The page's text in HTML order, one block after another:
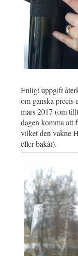
Enligt uppgift
om ganska precis
mars 2017 (om
dagen komma att
vilket den vakne
eller bakåt).